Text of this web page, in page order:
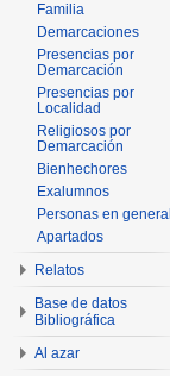
Familia
Demarcaciones
Presencias por
Demarcación
Presencias por
Localidad
Religiosos por
Demarcación
Bienhechores
Exalumnos
Personas en general
Apartados
Relatos
Base de datos
Bibliográfica
Al azar